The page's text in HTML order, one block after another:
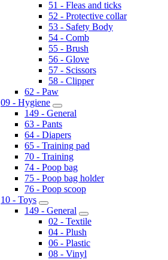
51 - Fleas and ticks
52 - Protective collar
53 - Safety Body
54 - Comb
55 - Brush
56 - Glove
57 - Scissors
58 - Clipper
62 - Paw
09 - Hygiene
149 - General
63 - Pants
64 - Diapers
65 - Training pad
70 - Training
74 - Poop bag
75 - Poop bag holder
76 - Poop scoop
10 - Toys
149 - General
02 - Textile
04 - Plush
06 - Plastic
08 - Vinyl